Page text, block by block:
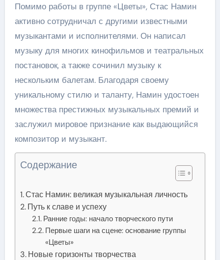
Помимо работы в группе «Цветы», Стас Намин
активно сотрудничал с другими известными
музыкантами и исполнителями. Он написал
музыку для многих кинофильмов и театральных
постановок, а также сочинил музыку к
нескольким балетам. Благодаря своему
уникальному стилю и таланту, Намин удостоен
множества престижных музыкальных премий и
заслужил мировое признание как выдающийся
композитор и музыкант.
Содержание
Стас Намин: великая музыкальная личность
Путь к славе и успеху
Ранние годы: начало творческого пути
Первые шаги на сцене: основание группы
«Цветы»
Новые горизонты творчества